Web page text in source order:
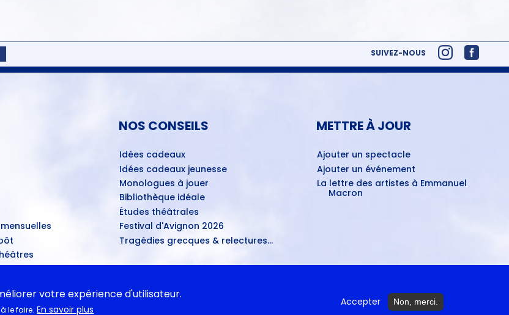
SUIVEZ-NOUS
NOS CONSEILS
Idées cadeaux
Idées cadeaux jeunesse
Monologues à jouer
Bibliothèque idéale
Études théâtrales
Festival d'Avignon 2026
Tragédies grecques & relectures...
METTRE À JOUR
Ajouter un spectacle
Ajouter un événement
La lettre des artistes à Emmanuel
Macron
votre expérience d'utilisateur.
le faire. En savoir plus
Accepter Non, merci.